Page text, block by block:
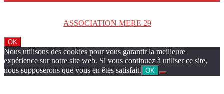
ASSOCIATION MERE 29
OK
Nous utilisons des cookies pour vous garantir la meilleure
expérience sur notre site web. Si vous continuez à utiliser ce site,
nous supposerons que vous en êtes satisfait. OK